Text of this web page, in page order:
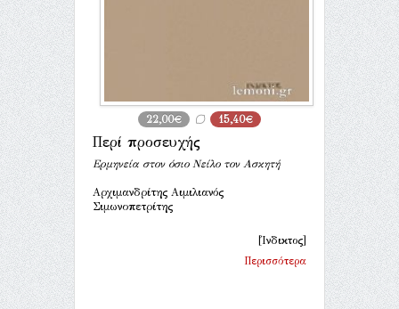
22,00€ 15,40€
Περί προσευχής
Ερμηνεία στον όσιο Νείλο τον Ασκητή
Αρχιμανδρίτης Αιμιλιανός
Σιμωνοπετρίτης
[Ίνδικτος]
Περισσότερα